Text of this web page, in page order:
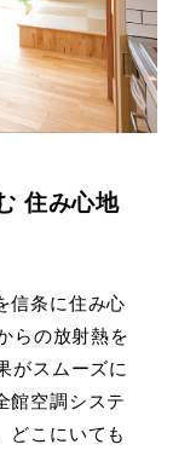
住み心地
信条に住み心
らの放射熱を
がスムーズに
館空調システ
どこにいても